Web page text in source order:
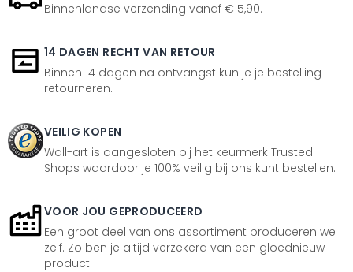
Binnenlandse verzending vanaf € 5,90.
14 DAGEN RECHT VAN RETOUR
Binnen 14 dagen na ontvangst kun je je bestelling
retourneren.
VEILIG KOPEN
Wall-art is aangesloten bij het keurmerk Trusted
Shops waardoor je 100% veilig bij ons kunt bestellen.
VOOR JOU GEPRODUCEERD
Een groot deel van ons assortiment produceren we
zelf. Zo ben je altijd verzekerd van een gloednieuw
product.